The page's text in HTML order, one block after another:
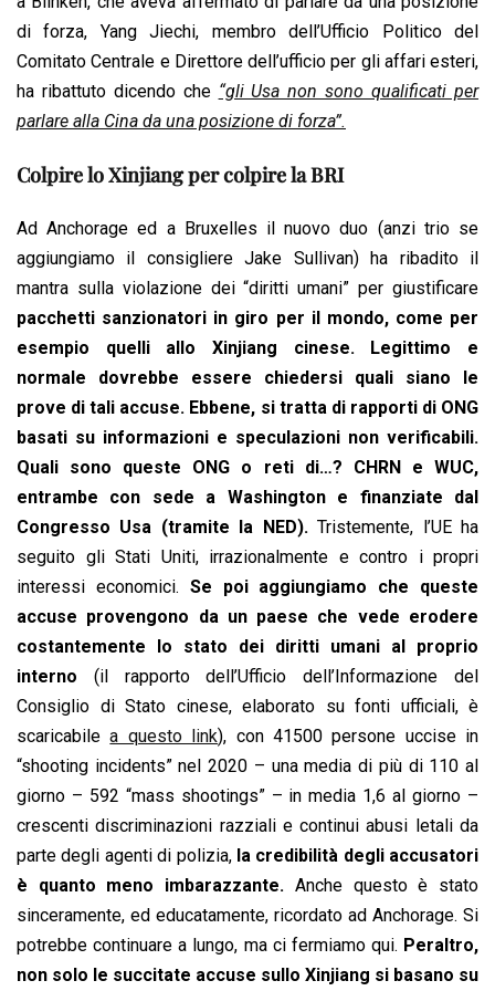
di forza, Yang Jiechi, membro dell’Ufficio Politico del
Comitato Centrale e Direttore dell’ufficio per gli affari esteri,
ha ribattuto dicendo che “gli Usa non sono qualificati per
parlare alla Cina da una posizione di forza”.
Colpire lo Xinjiang per colpire la BRI
Ad Anchorage ed a Bruxelles il nuovo duo (anzi trio se
aggiungiamo il consigliere Jake Sullivan) ha ribadito il
mantra sulla violazione dei “diritti umani” per giustificare
pacchetti sanzionatori in giro per il mondo, come per
esempio quelli allo Xinjiang cinese. Legittimo e
normale dovrebbe essere chiedersi quali siano le
prove di tali accuse. Ebbene, si tratta di rapporti di ONG
basati su informazioni e speculazioni non verificabili.
Quali sono queste ONG o reti di…? CHRN e WUC,
entrambe con sede a Washington e finanziate dal
Congresso Usa (tramite la NED). Tristemente, l’UE ha
seguito gli Stati Uniti, irrazionalmente e contro i propri
interessi economici. Se poi aggiungiamo che queste
accuse provengono da un paese che vede erodere
costantemente lo stato dei diritti umani al proprio
interno (il rapporto dell’Ufficio dell’Informazione del
Consiglio di Stato cinese, elaborato su fonti ufficiali, è
scaricabilea questo link), con 41500 persone uccise in
“shooting incidents” nel 2020 – una media di più di 110 al
giorno – 592 “mass shootings” – in media 1,6 al giorno –
crescenti discriminazioni razziali e continui abusi letali da
parte degli agenti di polizia,la credibilità degli accusatori
è quanto meno imbarazzante. Anche questo è stato
sinceramente, ed educatamente, ricordato ad Anchorage. Si
potrebbe continuare a lungo, ma ci fermiamo qui. Peraltro,
non solo le succitate accuse sullo Xinjiang si basano su